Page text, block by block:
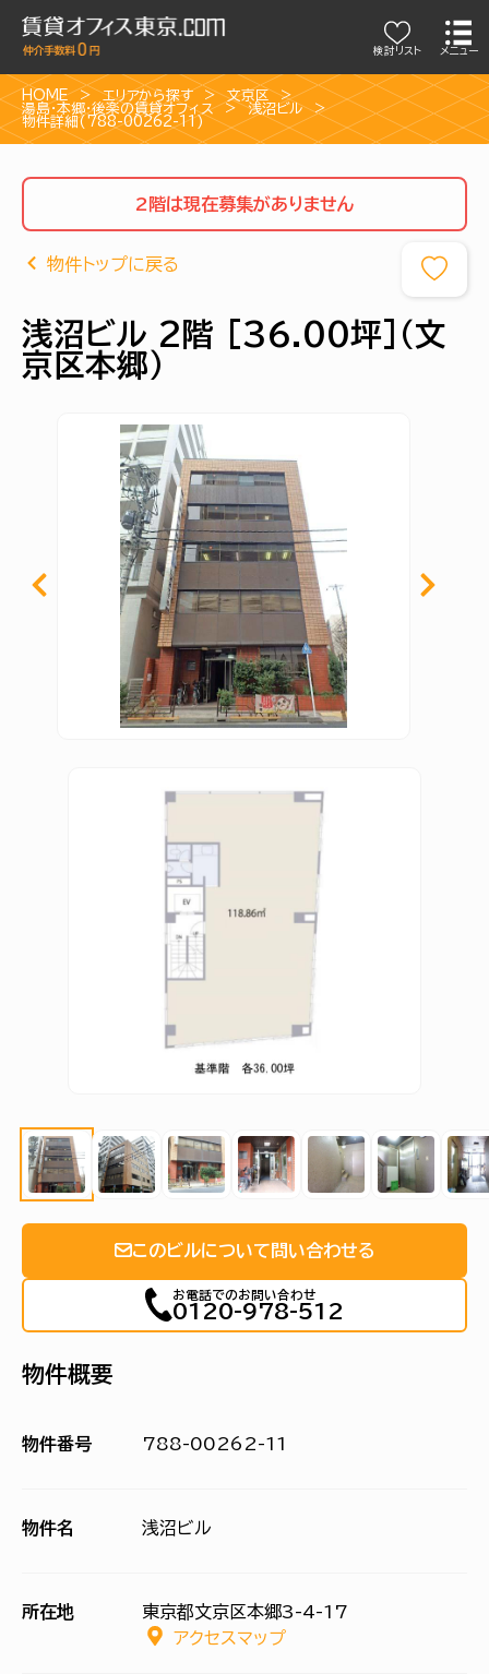
検討リスト メニュー
HOME エリアから探す
文京区
湯島・本郷・後楽の賃貸オフィス
浅沼ビル
物件詳細(788-00262-11)
2階は現在募集がありません
物件トップに戻る
浅沼ビル 2階 [36.00坪]（文
京区本郷）
このビルについて問い合わせる
お電話でのお問い合わせ
0120-978-512
物件概要
物件番号 788-00262-11
物件名 浅沼ビル
所在地
東京都文京区本郷3-4-17
アクセスマップ